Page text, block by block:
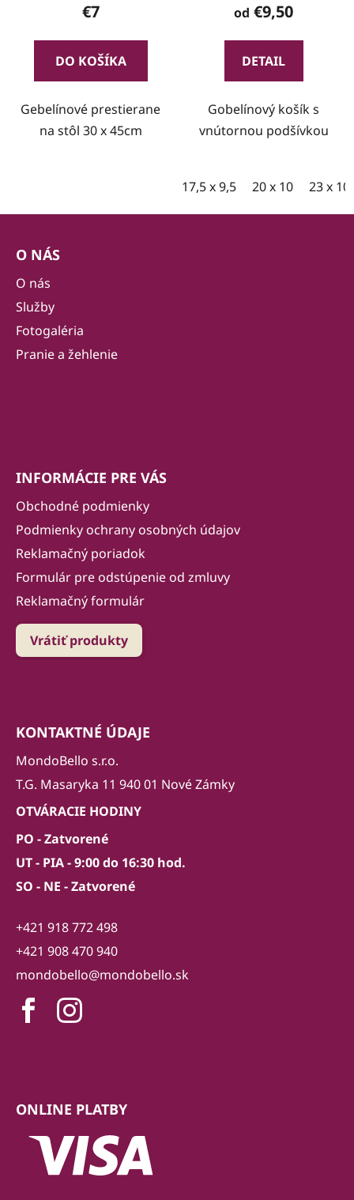
€7
DO KOŠÍKA
Gebelínové prestierane
na stôl 30 x 45cm
od €9,50
DETAIL
Gobelínový košík s
vnútornou podšívkou
17,5 x 9,5 20 x 10 23 x
O NÁS
O nás
Služby
Fotogaléria
Pranie a žehlenie
INFORMÁCIE PRE VÁS
Obchodné podmienky
Podmienky ochrany osobných údajov
Reklamačný poriadok
Formulár pre odstúpenie od zmluvy
Reklamačný formulár
Vrátiť produkty
KONTAKTNÉ ÚDAJE
MondoBello s.r.o.
T.G. Masaryka 11 940 01 Nové Zámky
OTVÁRACIE HODINY
PO - Zatvorené
UT - PIA - 9:00 do 16:30 hod.
SO - NE - Zatvorené
+421 918 772 498
+421 908 470 940
mondobello@mondobello.sk
ONLINE PLATBY